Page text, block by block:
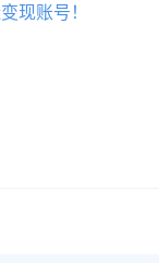
现账号！